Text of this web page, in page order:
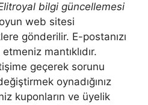
bilgi güncellemesi
oyun web sitesi
gönderilir. E-postanızı
mantıklıdır.
geçerek sorunu
oynadığınız
kuponların ve üyelik